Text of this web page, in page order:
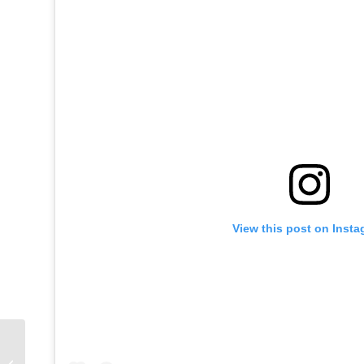
View this post on